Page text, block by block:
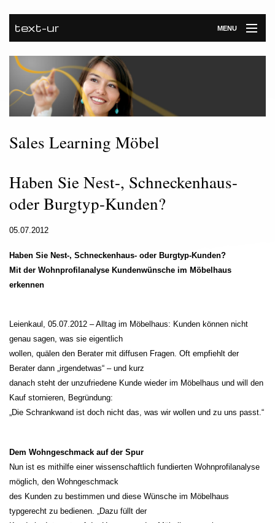
text-ur MENU
Startseite
Leistungen
Unternehmen
Referenzen
Newsroom
Sales Learning Möbel
Haben Sie Nest-, Schneckenhaus-
oder Burgtyp-Kunden?
05.07.2012
Haben Sie Nest-, Schneckenhaus- oder Burgtyp-Kunden?
Mit der Wohnprofilanalyse Kundenwünsche im Möbelhaus
erkennen
Leienkaul, 05.07.2012 – Alltag im Möbelhaus: Kunden können nicht
genau sagen, was sie eigentlich
wollen, quälen den Berater mit diffusen Fragen. Oft empfiehlt der
Berater dann „irgendetwas“ – und kurz
danach steht der unzufriedene Kunde wieder im Möbelhaus und will den
Kauf stornieren, Begründung:
„Die Schrankwand ist doch nicht das, was wir wollen und zu uns passt.“
Dem Wohngeschmack auf der Spur
Nun ist es mithilfe einer wissenschaftlich fundierten Wohnprofilanalyse
möglich, den Wohngeschmack
des Kunden zu bestimmen und diese Wünsche im Möbelhaus
typgerecht zu bedienen. „Dazu füllt der